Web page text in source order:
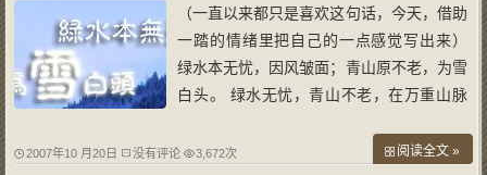
n
（一直以来都只是喜欢这句话，今天，借助
一踏的情绪里把自己的一点感觉写出来）
绿水本无忧，因风皱面；青山原不老，为雪
白头。 绿水无忧，青山不老，在万重山脉
鸟语花香，绿树丛林，偶尔一声划着竹排的
2007年10 月20日 没有评论 3,672次 阅读全文 »